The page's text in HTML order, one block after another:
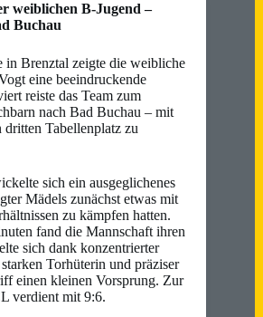
weiblichen B-Jugend –
Buchau
in Brenztal zeigte die weibliche
eine beeindruckende
reiste das Team zum
nach Bad Buchau – mit
Tabellenplatz zu
sich ein ausgeglichenes
Mädels zunächst etwas mit
zu kämpfen hatten.
fand die Mannschaft ihren
sich dank konzentrierter
Torhüterin und präziser
einen kleinen Vorsprung. Zur
verdient mit 9:6.